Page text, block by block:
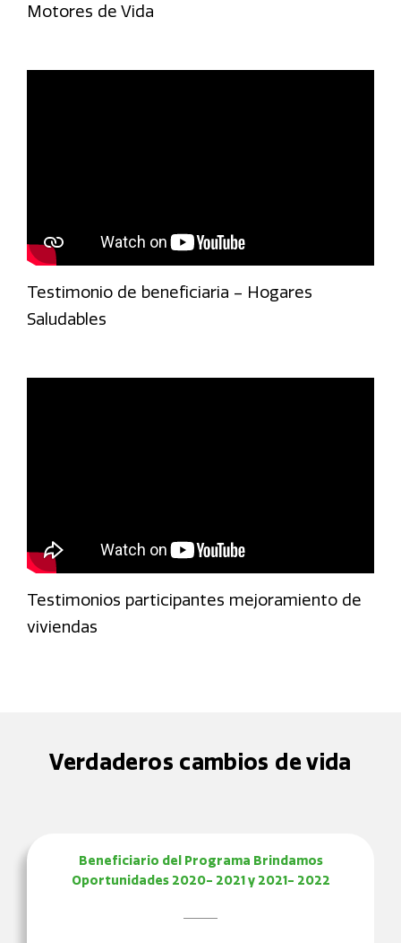
Motores de Vida
Testimonio de beneficiaria – Hogares
Saludables
Testimonios participantes mejoramiento de
viviendas
Verdaderos cambios de vida
Beneficiario del Programa Brindamos
Oportunidades 2020- 2021 y 2021- 2022